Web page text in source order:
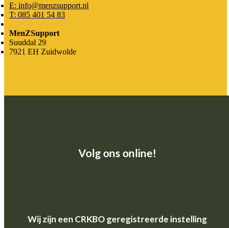
E: info@menzsupport.nl
T: 085 401 54 83
MenZSupport
Suuddal 29
7921 EH Zuidwolde
Volg ons online!
Wij zijn een CRKBO geregistreerde instelling